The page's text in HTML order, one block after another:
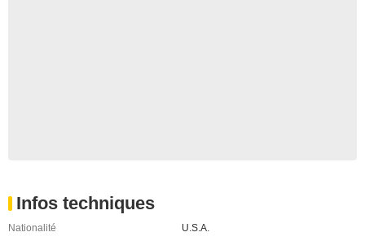
Infos techniques
Nationalité
U.S.A.